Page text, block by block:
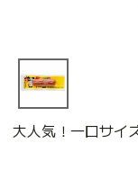
大人気！一口サイ